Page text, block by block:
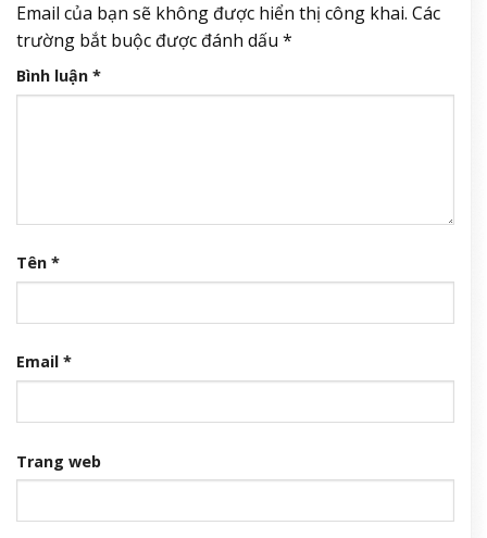
Email của bạn sẽ không được hiển thị công khai. Các
trường bắt buộc được đánh dấu *
Bình luận *
Tên *
Email *
Trang web